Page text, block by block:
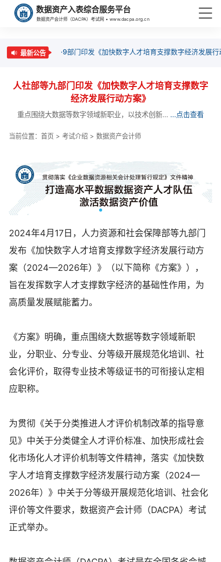
数据资产入表综合服务平台
数据资产会计师（DACPA）考试网 • www.dacpa.org.cn
最新公告 ·9部门印发《加快数字人才培育支撑数字经济发展
人社部等九部门印发《加快数字人才培育支撑数字
经济发展行动方案》
重点围绕大数据等数字领域新职业，以技术创新... ...点击查看
当前位置： 首页> 考试介绍 > 数据资产会计师
2024年4月17日，人力资源和社会保障部等九部门
发布《加快数字人才培育支撑数字经济发展行动方
案（2024—2026年）》（以下简称《方案》），
旨在发挥数字人才支撑数字经济的基础性作用，为
高质量发展赋能蓄力。
《方案》明确，重点围绕大数据等数字领域新职
业，分职业、分专业、分等级开展规范化培训、社
会化评价，取得专业技术等级证书的可衔接认定相
应职称。
为贯彻《关于分类推进人才评价机制改革的指导意
见》中关于分类健全人才评价标准、加快形成社会
化市场化人才评价机制等文件精神，落实《加快数
字人才培育支撑数字经济发展行动方案（2024—
2026年）》中关于分等级开展规范化培训、社会化
评价等文件要求，数据资产会计师（DACPA）考试
正式举办。